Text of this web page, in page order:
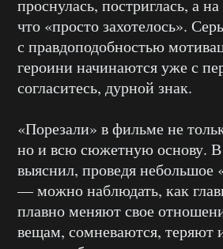
проснулась, постриглась, а
что «просто захотелось».
с правдоподобностью
героини начинаются уже с
согласитесь, дурной знак.
«Порезали» в фильме не
но и всю сюжетную основу. В
выяснил, проведя небольшое
— можно наблюдать, как
плавно меняют свое
вещам, сомневаются, теряют